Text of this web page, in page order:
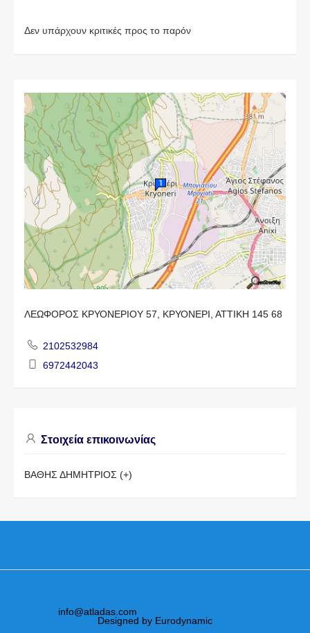
Δεν υπάρχουν κριτικές προς το παρόν
ΛΕΩΦΟΡΟΣ ΚΡΥΟΝΕΡΙΟΥ 57, ΚΡΥΟΝΕΡΙ, ΑΤΤΙΚΗ 145 68
2102532984
6972442043
Στοιχεία επικοινωνίας
ΒΑΘΗΣ ΔΗΜΗΤΡΙΟΣ (+)
info@atladas.com
Designed by Eurodynamic